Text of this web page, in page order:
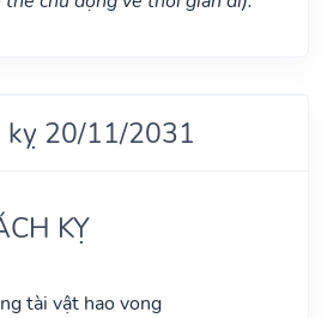
kỵ 20/11/2031
KỴ
tài vật hao vong